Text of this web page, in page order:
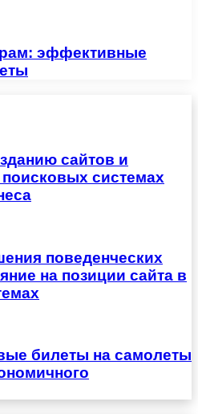
эффективные
сайтов и
системах
поведенческих
на позиции сайта в
билеты на самолеты